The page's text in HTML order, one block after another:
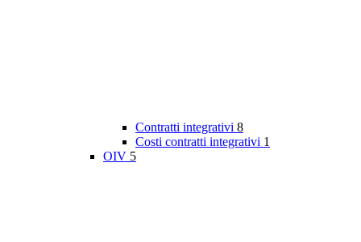
Contratti integrativi 8
Costi contratti integrativi 1
OIV 5